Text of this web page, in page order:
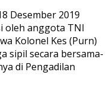
Desember 2019
oleh anggota TNI
Kolonel Kes (Purn)
sipil secara bersama-
di Pengadilan